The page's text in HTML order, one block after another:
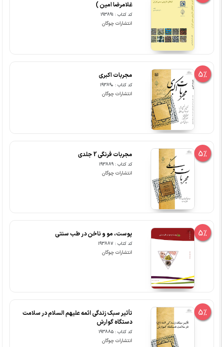
غلامرضا امین )
کد کتاب : 193891
انتشارات چوگان
5% مجربات اکبری
کد کتاب : 193890
انتشارات چوگان
5% مجربات فرنگی 2 جلدی
کد کتاب : 193889
انتشارات چوگان
5% پوست، مو و ناخن در طب سنتی
کد کتاب : 193887
انتشارات چوگان
5%
تأثیر سبک زندگی ائمه علیهم السلام در سلامت
دستگاه گوارش
کد کتاب : 193885
انتشارات چوگان